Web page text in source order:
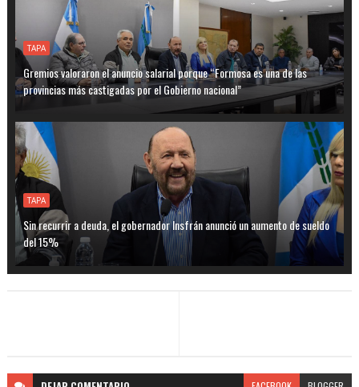
TAPA
Gremios valoraron el anuncio salarial porque “Formosa es una de las
provincias más castigadas por el Gobierno nacional”
TAPA
Sin recurrir a deuda, el gobernador Insfrán anunció un aumento de sueldo
del 15%